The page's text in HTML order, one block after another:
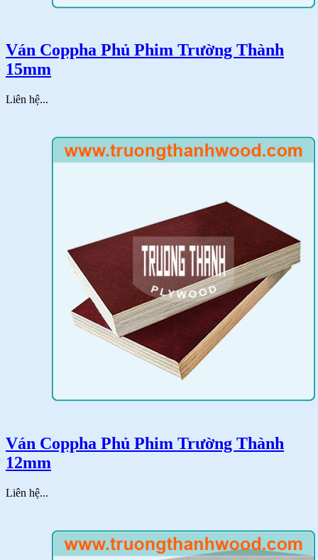
Ván Coppha Phủ Phim Trường Thành
15mm
Liên hệ...
Ván Coppha Phủ Phim Trường Thành
12mm
Liên hệ...